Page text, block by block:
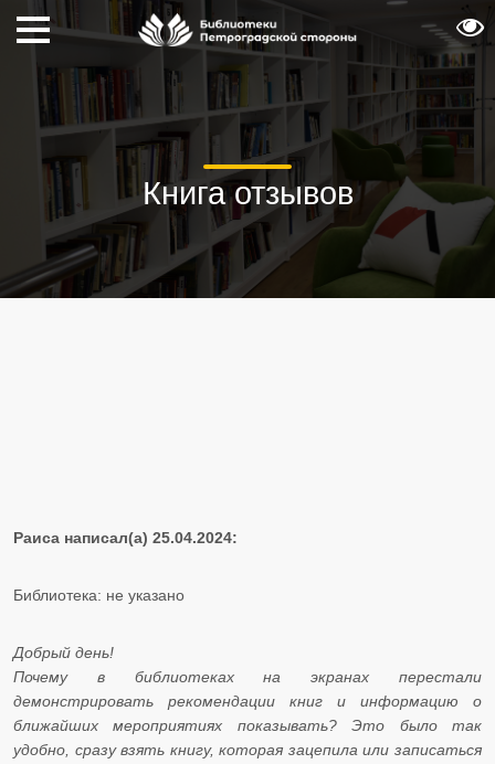
Книга отзывов
Раиса написал(а) 25.04.2024:
Библиотека: не указано
Добрый день!
Почему в библиотеках на экранах перестали
демонстрировать рекомендации книг и информацию о
ближайших мероприятиях показывать? Это было так
удобно, сразу взять книгу, которая зацепила или записаться